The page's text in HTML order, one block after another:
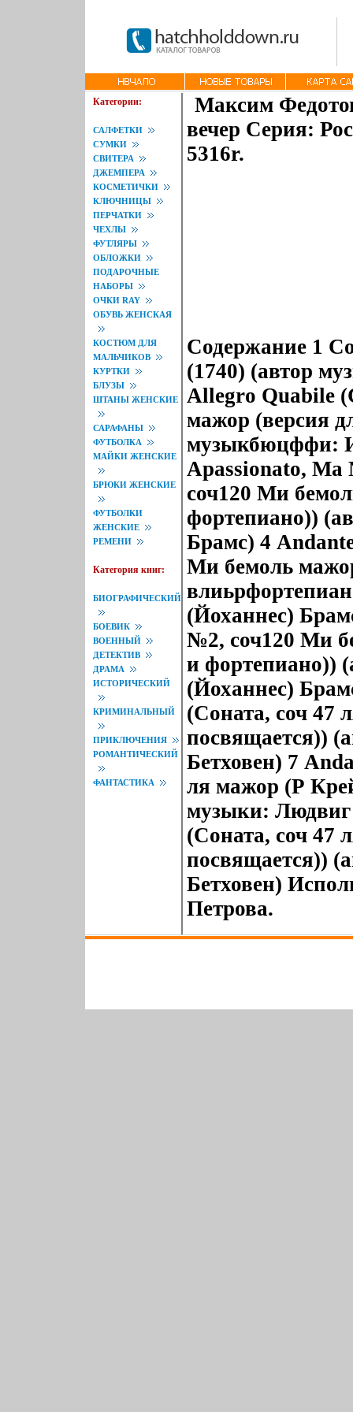
Категории:
САЛФЕТКИ
СУМКИ
СВИТЕРА
ДЖЕМПЕРА
КОСМЕТИЧКИ
КЛЮЧНИЦЫ
ПЕРЧАТКИ
ЧЕХЛЫ
ФУТЛЯРЫ
ОБЛОЖКИ
ПОДАРОЧНЫЕ
НАБОРЫ
ОЧКИ RAY
ОБУВЬ ЖЕНСКАЯ
КОСТЮМ ДЛЯ
МАЛЬЧИКОВ
КУРТКИ
БЛУЗЫ
ШТАНЫ ЖЕНСКИЕ
САРАФАНЫ
ФУТБОЛКА
МАЙКИ ЖЕНСКИЕ
БРЮКИ ЖЕНСКИЕ
ФУТБОЛКИ
ЖЕНСКИЕ
РЕМЕНИ
Категория книг:
БИОГРАФИЧЕСКИЙ
БОЕВИК
ВОЕННЫЙ
ДЕТЕКТИВ
ДРАМА
ИСТОРИЧЕСКИЙ
КРИМИНАЛЬНЫЙ
ПРИКЛЮЧЕНИЯ
РОМАНТИЧЕСКИЙ
ФАНТАСТИКА
Максим
вечер Серия:
5316r.
Содержание 1
(1740) (автор
Allegro Quabile
мажор (версия
музыкбюцффи:
Apassionato,
соч120 Ми
фортепиано))
Брамс) 4
Ми бемоль
(Йоханнес)
№2, соч120 Ми
и фортепиано))
(Йоханнес)
(Соната, соч 47
посвящается))
Бетховен) 7
ля мажор (Р
музыки: Людвиг
(Соната, соч 47
посвящается))
Бетховен)
Петрова.